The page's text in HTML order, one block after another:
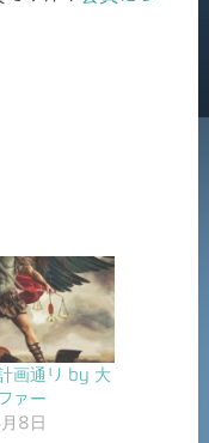
画通り by 大
ァー
8日